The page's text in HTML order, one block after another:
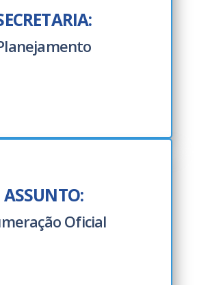
ASSUNTO:
Oficial